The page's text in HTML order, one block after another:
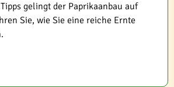
gelingt der Paprikaanbau auf
Sie, wie Sie eine reiche Ernte